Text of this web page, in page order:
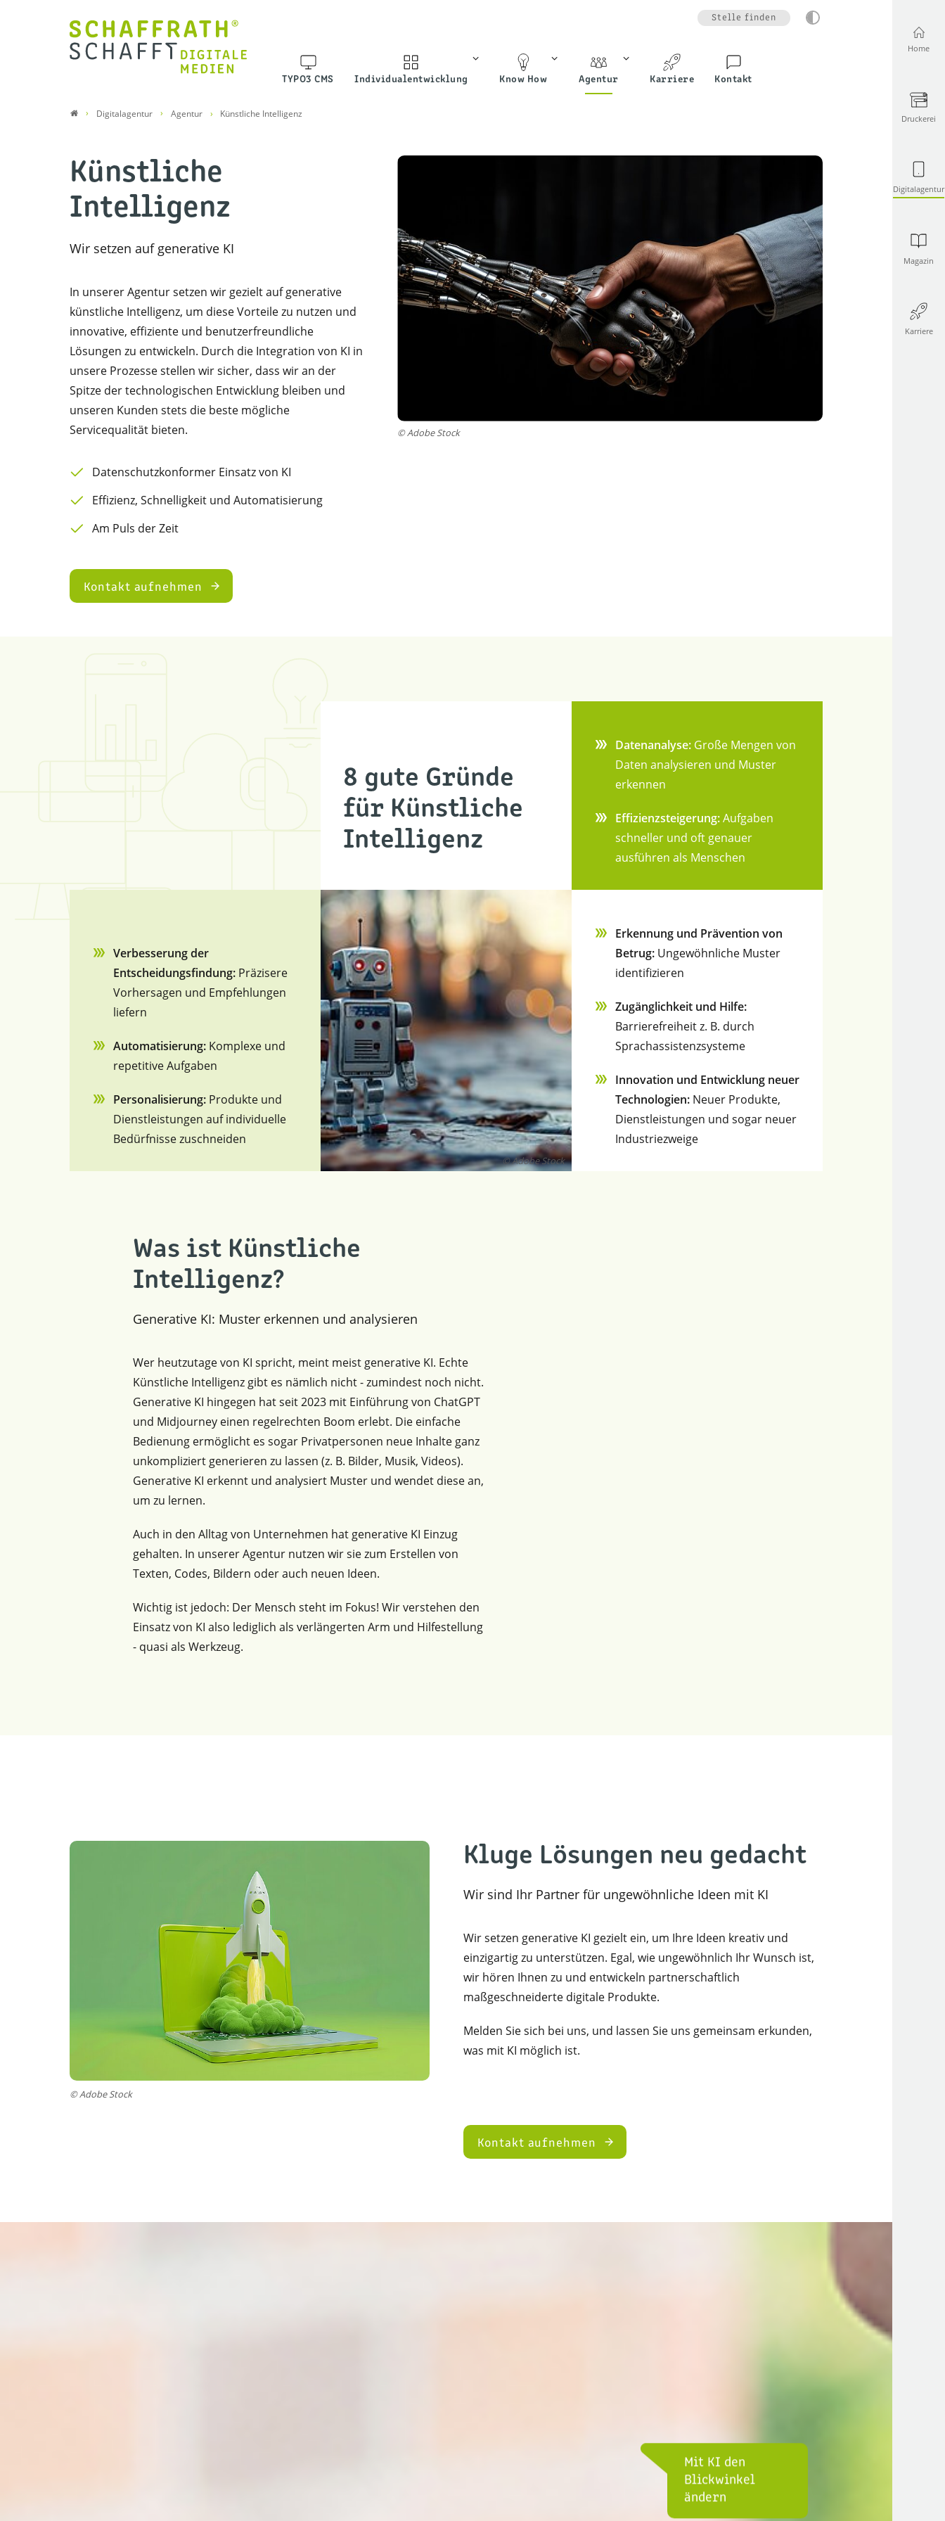
Home
Druckerei
Digitalagentur
Magazin
Karriere
Stelle finden
TYPO3 CMS Individualentwicklung Know How Agentur Karriere Kontakt
Digitalagentur Agentur Künstliche Intelligenz
© Adobe Stock
Künstliche
Intelligenz
Wir setzen auf generative KI
In unserer Agentur setzen wir gezielt auf generative
künstliche Intelligenz, um diese Vorteile zu nutzen und
innovative, effiziente und benutzerfreundliche
Lösungen zu entwickeln. Durch die Integration von KI in
unsere Prozesse stellen wir sicher, dass wir an der
Spitze der technologischen Entwicklung bleiben und
unseren Kunden stets die beste mögliche
Servicequalität bieten.
Datenschutzkonformer Einsatz von KI
Effizienz, Schnelligkeit und Automatisierung
Am Puls der Zeit
Kontakt aufnehmen
8 gute Gründe
für Künstliche
Intelligenz
Datenanalyse: Große Mengen von
Daten analysieren und Muster
erkennen
Effizienzsteigerung:Aufgaben
schneller und oft genauer
ausführen als Menschen
Verbesserung der
Entscheidungsfindung:Präzisere
Vorhersagen und Empfehlungen
liefern
Automatisierung:Komplexe und
repetitive Aufgaben
Personalisierung:Produkte und
Dienstleistungen auf individuelle
Bedürfnisse zuschneiden
© Adobe Stock
Erkennung und Prävention von
Betrug: Ungewöhnliche Muster
identifizieren
Zugänglichkeit und Hilfe:
Barrierefreiheit z. B. durch
Sprachassistenzsysteme
Innovation und Entwicklung neuer
Technologien: Neuer Produkte,
Dienstleistungen und sogar neuer
Industriezweige
Was ist Künstliche
Intelligenz?
Generative KI: Muster erkennen und analysieren
Wer heutzutage von KI spricht, meint meist generative KI. Echte
Künstliche Intelligenz gibt es nämlich nicht - zumindest noch nicht.
Generative KI hingegen hat seit 2023 mit Einführung von ChatGPT
und Midjourney einen regelrechten Boom erlebt. Die einfache
Bedienung ermöglicht es sogar Privatpersonen neue Inhalte ganz
unkompliziert generieren zu lassen (z. B. Bilder, Musik, Videos).
Generative KI erkennt und analysiert Muster und wendet diese an,
um zu lernen.
Auch in den Alltag von Unternehmen hat generative KI Einzug
gehalten. In unserer Agentur nutzen wir sie zum Erstellen von
Texten, Codes, Bildern oder auch neuen Ideen.
Wichtig ist jedoch: Der Mensch steht im Fokus! Wir verstehen den
Einsatz von KI also lediglich als verlängerten Arm und Hilfestellung
- quasi als Werkzeug.
© Adobe Stock
Kluge Lösungen neu gedacht
Wir sind Ihr Partner für ungewöhnliche Ideen mit KI
Wir setzen generative KI gezielt ein, um Ihre Ideen kreativ und
einzigartig zu unterstützen. Egal, wie ungewöhnlich Ihr Wunsch ist,
wir hören Ihnen zu und entwickeln partnerschaftlich
maßgeschneiderte digitale Produkte.
Melden Sie sich bei uns, und lassen Sie uns gemeinsam erkunden,
was mit KI möglich ist.
Kontakt aufnehmen
Mit KI den
Blickwinkel
ändern